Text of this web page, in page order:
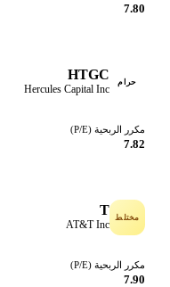
7.80
حرام HTGC
Hercules Capital Inc
مكرر الربحية (P/E)
7.82
مختلط T
AT&T Inc
مكرر الربحية (P/E)
7.90